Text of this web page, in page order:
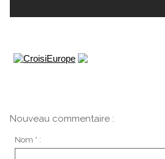
Nouveau commentaire :
Nom * :